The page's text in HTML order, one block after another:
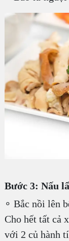
Bước 3: Nấu
∘ Bắc nồi lên
Cho hết tất cả
với 2 củ hành